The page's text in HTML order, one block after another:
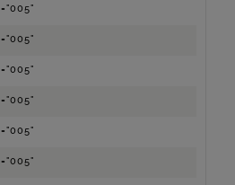
="005"
="005"
="005"
="005"
="005"
="005"